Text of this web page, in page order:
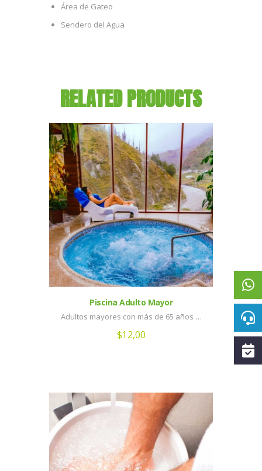
Área de Gateo
Sendero del Agua
RELATED PRODUCTS
Piscina Adulto Mayor
Adultos mayores con más de 65 años …
$12,00